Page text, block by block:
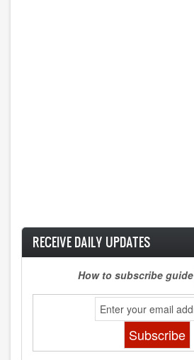
RECEIVE DAILY UPDATES
How to subscribe guide